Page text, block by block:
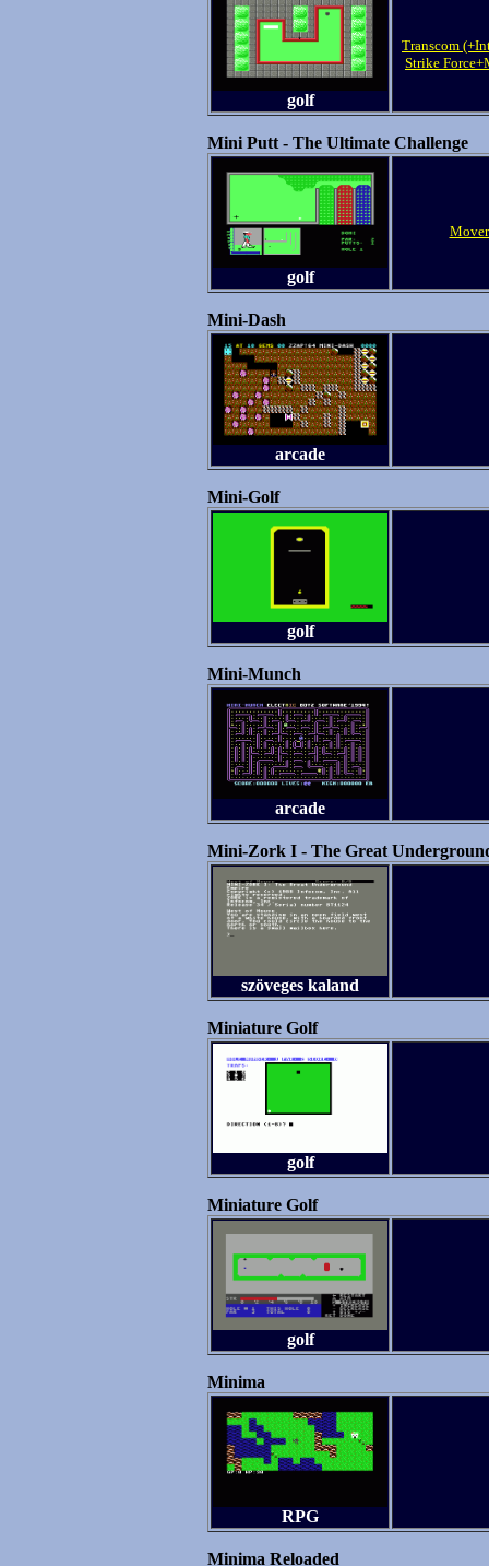
golf
Transcom
Strike
Mini Putt - The Ultimate Challenge
golf
Mini-Dash
arcade
Mini-Golf
golf
Mini-Munch
arcade
Mini-Zork I - The Great
szöveges kaland
Miniature Golf
golf
Miniature Golf
golf
Minima
RPG
Minima Reloaded